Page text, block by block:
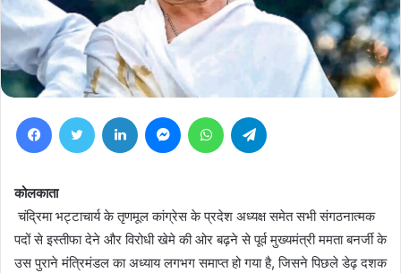
FacebookTwitter LinkedIn MessengerWhatsApp
कोलकाता
चंद्रिमा भट्टाचार्य के तृणमूल कांग्रेस के प्रदेश अध्यक्ष समेत सभी संगठनात्मक
पदों से इस्तीफा देने और विरोधी खेमे की ओर बढ़ने से पूर्व मुख्यमंत्री ममता बनर्जी के
उस पुराने मंत्रिमंडल का अध्याय लगभग समाप्त हो गया है, जिसने पिछले डेढ़ दशक